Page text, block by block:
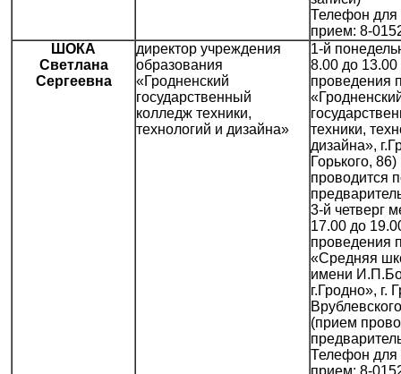
Телефон для
прием: 8-
ШОКА
Светлана
Сергеевна
директор учреждения
образования
«Гродненский
государственный
колледж техники,
технологий и дизайна»
1-й
8.00 до 13.00
проведения
техники,
дизайна»,
Горького,
проводится
3-й четверг
17.00 до
проведения
«Средняя
имени
г.Гродно», г.
(прием
Телефон для